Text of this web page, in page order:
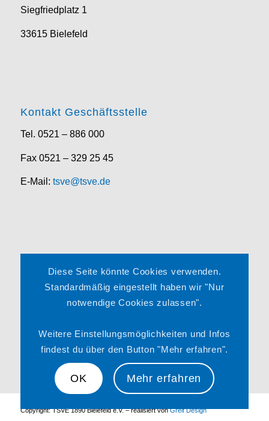
Siegfriedplatz 1
33615 Bielefeld
Kontakt Geschäftsstelle
Tel. 0521 – 886 000
Fax 0521 – 329 25 45
E-Mail: tsve@tsve.de
Impressum
Datenschutzerklärung
Satzung
Copyright: TSVE 1890 Bielefeld e.V. – realisiert vonGreif Design
Diese Seite könnte Cookies verwenden.
Standardmäßig eingestellt haben wir "Nur
notwendige Cookies zulassen".
Weitere Einstellungsmöglichkeiten und Infos
findest du über den Button "Mehr erfahren".
OK Mehr erfahren